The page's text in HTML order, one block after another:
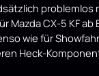
problemlos
Mazda CX-5 KF ab
wie für
Heck-